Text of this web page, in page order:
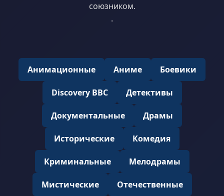
союзником.
.
Анимационные Аниме Боевики
Discovery BBC Детективы
Документальные Драмы
Исторические Комедия
Криминальные Мелодрамы
Мистические Отечественные